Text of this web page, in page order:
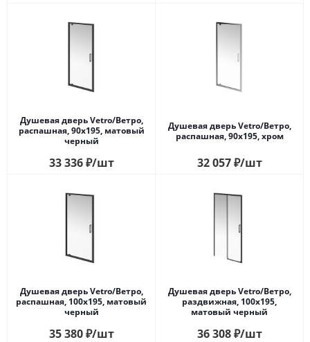
Душевая дверь Vetro/Ветро,
распашная, 90х195, матовый
черный
33 336₽/шт
Душевая дверь Vetro/Ветро,
распашная, 90х195, хром
32 057₽/шт
Душевая дверь Vetro/Ветро,
распашная, 100х195, матовый
черный
35 380₽/шт
Душевая дверь Vetro/Ветро,
раздвижная, 100х195,
матовый черный
36 308₽/шт